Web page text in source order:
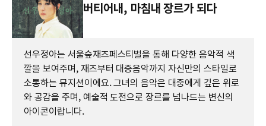
버티어내, 마침내 장르가 되다
선우정아는 서울숲재즈페스티벌을 통해 다양한 음악적 색
깔을 보여주며, 재즈부터 대중음악까지 자신만의 스타일로
소통하는 뮤지션이에요. 그녀의 음악은 대중에게 깊은 위로
와 공감을 주며, 예술적 도전으로 장르를 넘나드는 변신의
아이콘이랍니다.